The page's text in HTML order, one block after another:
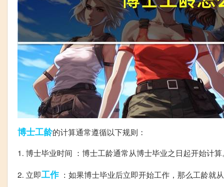
博士工龄的计算通常遵循以下规则：
1. 博士毕业时间 ：博士工龄通常从博士毕业之日起开始计算。
2. 立即工作：如果博士毕业后立即开始工作，那么工龄就从